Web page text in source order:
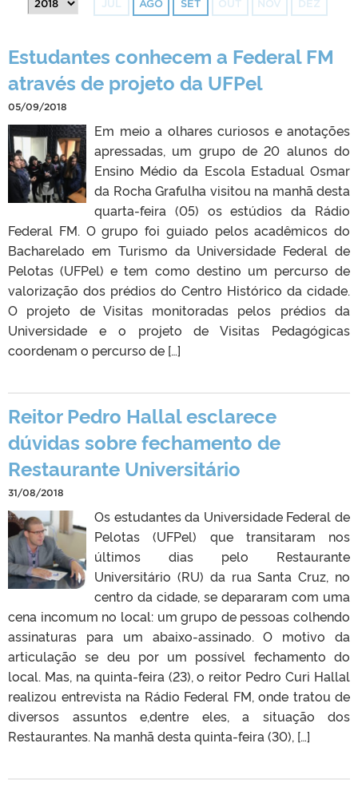
JUL AGO SET OUT NOV DEZ
Estudantes conhecem a Federal FM
através de projeto da UFPel
05/09/2018
Em meio a olhares curiosos e anotações
apressadas, um grupo de 20 alunos do
Ensino Médio da Escola Estadual Osmar
da Rocha Grafulha visitou na manhã desta
quarta-feira (05) os estúdios da Rádio
Federal FM. O grupo foi guiado pelos acadêmicos do
Bacharelado em Turismo da Universidade Federal de
Pelotas (UFPel) e tem como destino um percurso de
valorização dos prédios do Centro Histórico da cidade.
O projeto de Visitas monitoradas pelos prédios da
Universidade e o projeto de Visitas Pedagógicas
coordenam o percurso de […]
Reitor Pedro Hallal esclarece
dúvidas sobre fechamento de
Restaurante Universitário
31/08/2018
Os estudantes da Universidade Federal de
Pelotas (UFPel) que transitaram nos
últimos dias pelo Restaurante
Universitário (RU) da rua Santa Cruz, no
centro da cidade, se depararam com uma
cena incomum no local: um grupo de pessoas colhendo
assinaturas para um abaixo-assinado. O motivo da
articulação se deu por um possível fechamento do
local. Mas, na quinta-feira (23), o reitor Pedro Curi Hallal
realizou entrevista na Rádio Federal FM, onde tratou de
diversos assuntos e,dentre eles, a situação dos
Restaurantes. Na manhã desta quinta-feira (30), […]